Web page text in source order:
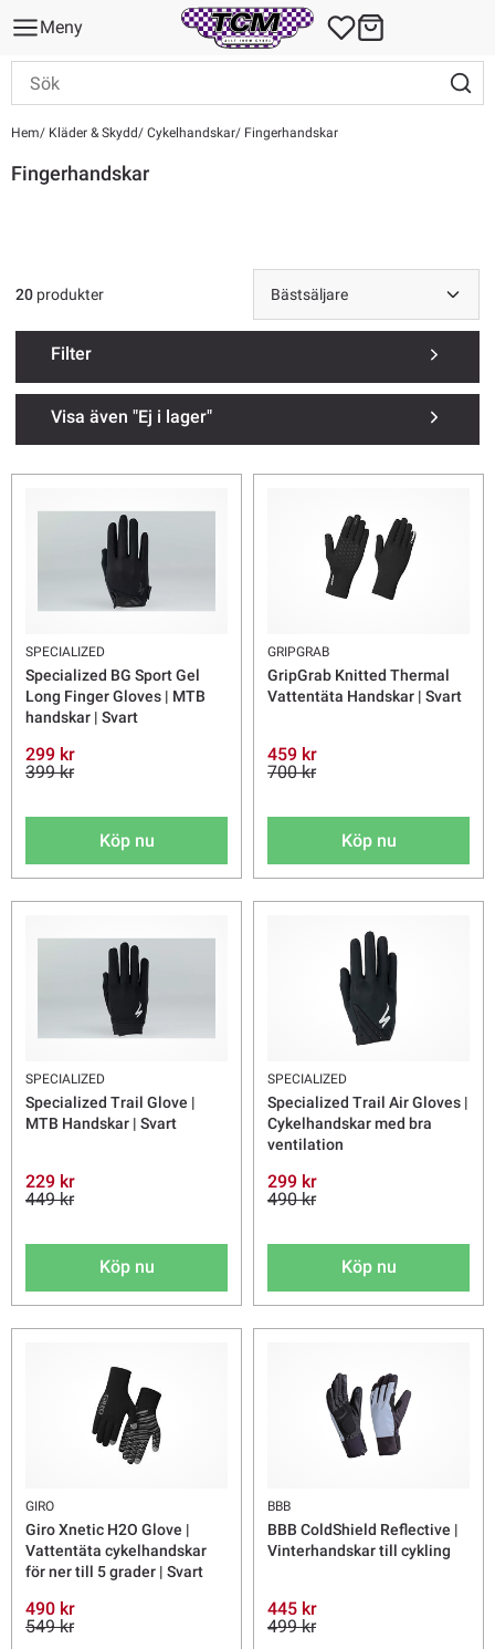
Meny
Hem Kläder & Skydd Cykelhandskar Fingerhandskar
Fingerhandskar
Filter
Visa även "Ej i lager"
20 produkter
SPECIALIZED
Specialized BG Sport Gel
Long Finger Gloves | MTB
handskar | Svart
299 kr
399 kr
Köp nu
GRIPGRAB
GripGrab Knitted Thermal
Vattentäta Handskar | Svart
459 kr
700 kr
Köp nu
SPECIALIZED
Specialized Trail Glove |
MTB Handskar | Svart
229 kr
449 kr
Köp nu
SPECIALIZED
Specialized Trail Air Gloves |
Cykelhandskar med bra
ventilation
299 kr
490 kr
Köp nu
GIRO
Giro Xnetic H2O Glove |
Vattentäta cykelhandskar
för ner till 5 grader | Svart
490 kr
549 kr
BBB
BBB ColdShield Reflective |
Vinterhandskar till cykling
445 kr
499 kr